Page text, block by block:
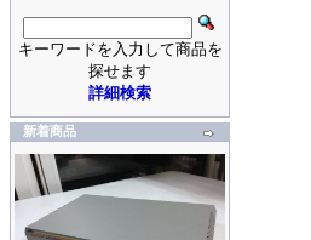
キーワードを入力して商品を
探せます
詳細検索
新着商品